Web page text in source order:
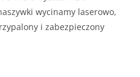
wycinamy laserowo,
i zabezpieczony